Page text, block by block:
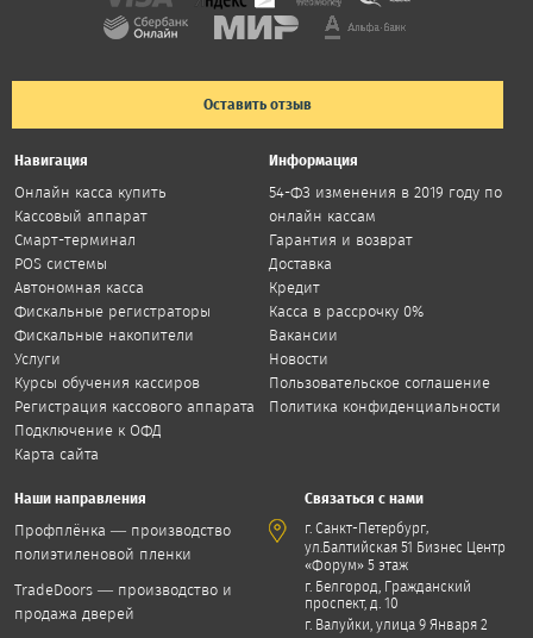
Оставить отзыв
Навигация
Онлайн касса купить
Кассовый аппарат
Смарт-терминал
POS системы
Автономная касса
Фискальные регистраторы
Фискальные накопители
Услуги
Курсы обучения кассиров
Регистрация кассового аппарата
Подключение к ОФД
Карта сайта
Информация
54-ФЗ изменения в 2019 году по
онлайн кассам
Гарантия и возврат
Доставка
Кредит
Касса в рассрочку 0%
Вакансии
Новости
Пользовательское соглашение
Политика конфиденциальности
Наши направления
Профплёнка — производство
полиэтиленовой пленки
TradeDoors — производство и
продажа дверей
Связаться с нами
г. Санкт-Петербург,
ул.Балтийская 51 Бизнес Центр
«Форум» 5 этаж
г. Белгород, Гражданский
проспект, д. 10
г. Валуйки, улица 9 Января 2